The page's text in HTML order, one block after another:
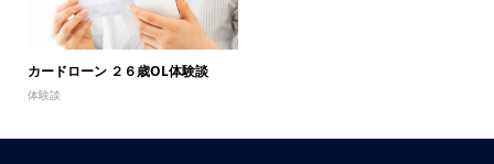
カードローン ２６歳OL体験談
体験談